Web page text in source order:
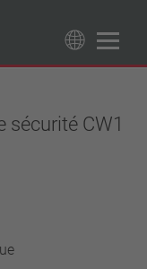
sécurité CW1